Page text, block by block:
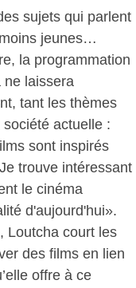
sujets qui parlent
jeunes…
la programmation
ne laissera
tant les thèmes
actuelle :
sont inspirés
trouve intéressant
le cinéma
d'aujourd'hui».
Loutcha court les
des films en lien
offre à ce